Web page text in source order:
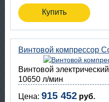
Купить
Винтовой компрессор
Винтовой электрический
10650 л/мин
Цена: 915 452 руб.